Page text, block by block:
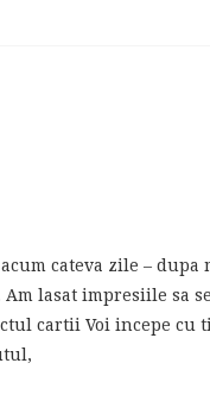
cateva zile – dupa
lasat impresiile sa
cartii Voi incepe cu